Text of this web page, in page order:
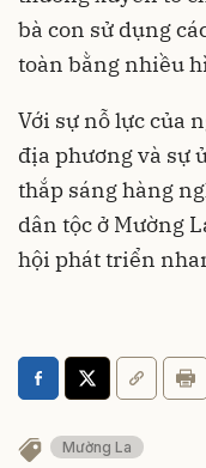
bà con sử dụng
toàn bằng nhiều
Với sự nỗ lực của
địa phương và sự
thắp sáng hàng
dân tộc ở Mường
hội phát triển
Mường La